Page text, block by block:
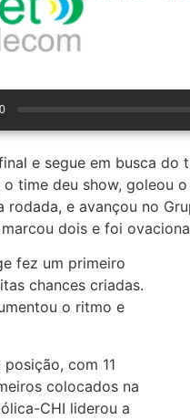
e segue em busca do
time deu show, goleou
e avançou no
dois e foi
fez um primeiro
chances criadas.
o ritmo e
com 11
colocados na
CHI liderou a